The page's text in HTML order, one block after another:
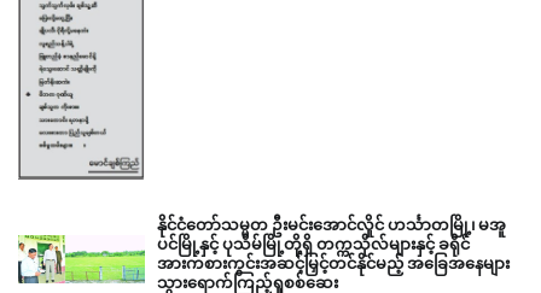
နိုင်ငံတော်သမ္မတ ဦးမင်းအောင်လှိုင် ဟင်္သာတမြို့၊ မအူ
ပင်မြို့နှင့် ပုသိမ်မြို့တို့ရှိ တက္ကသိုလ်များနှင့် ခရိုင်
အားကစားကွင်းအဆင့်မြှင့်တင်နိုင်မည့် အခြေအနေများ
သွားရောက်ကြည့်ရှုစစ်ဆေး